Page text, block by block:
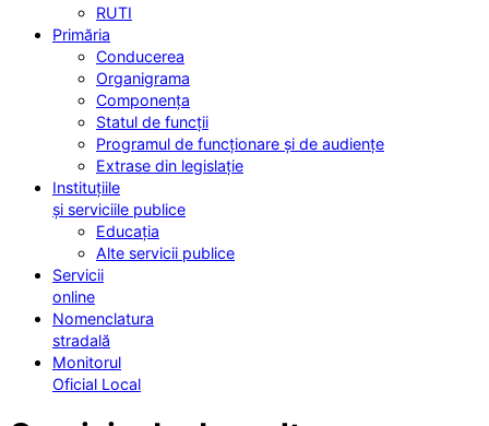
RUTI
Primăria
Conducerea
Organigrama
Componența
Statul de funcții
Programul de funcționare și de audiențe
Extrase din legislație
Instituțiile
și serviciile publice
Educația
Alte servicii publice
Servicii
online
Nomenclatura
stradală
Monitorul
Oficial Local